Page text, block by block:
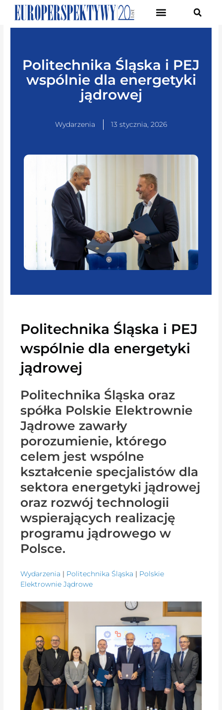
Politechnika Śląska i PEJ
wspólnie dla energetyki
jądrowej
Wydarzenia 13 stycznia, 2026
Politechnika Śląska i PEJ
wspólnie dla energetyki
jądrowej
Politechnika Śląska oraz
spółka Polskie Elektrownie
Jądrowe zawarły
porozumienie, którego
celem jest wspólne
kształcenie specjalistów dla
sektora energetyki jądrowej
oraz rozwój technologii
wspierających realizację
programu jądrowego w
Polsce.
Wydarzenia | Politechnika Śląska | Polskie
Elektrownie Jądrowe